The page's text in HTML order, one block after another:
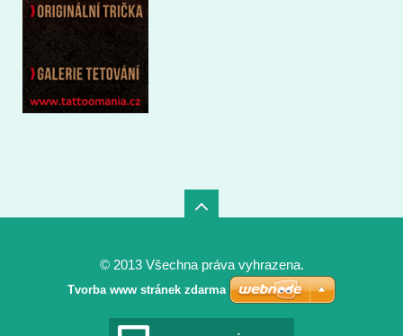
© 2013 Všechna práva vyhrazena.
Tvorba www stránek zdarma